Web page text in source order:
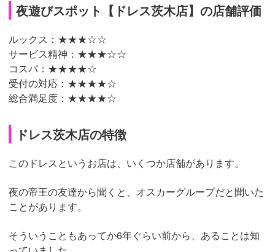
夜遊びスポット【ドレス茨木店】の店舗評価
ルックス：★★★☆☆
サービス精神： ★★★☆☆
コスパ：★★★★☆
受付の対応： ★★★★☆
総合満足度：★★★★☆
ドレス茨木店の特徴
このドレスというお店は、いくつか店舗があります。
夜の帝王の友達から聞くと、オスカーグループだと聞いた
ことがあります。
そういうこともあってか6年ぐらい前から、あることは知